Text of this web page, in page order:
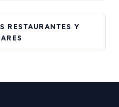
RESTAURANTES Y